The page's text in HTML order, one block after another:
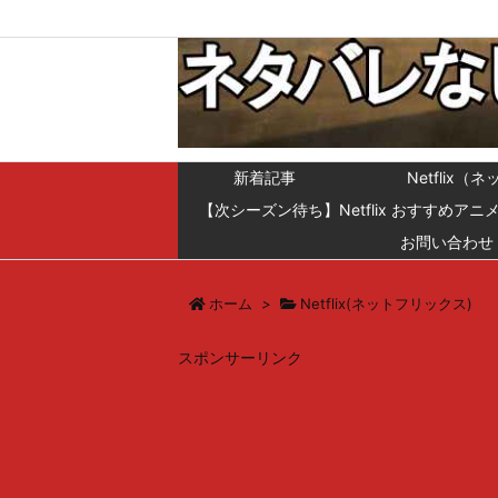
新着記事 Netflix（ネ
【次シーズン待ち】Netflix おすすめアニメ
お問い合わせ
ホーム > Netflix(ネットフリックス)
スポンサーリンク